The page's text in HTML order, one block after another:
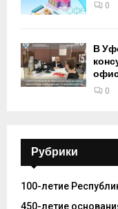
0
В
0
Рубрики
100-летие
450-летие